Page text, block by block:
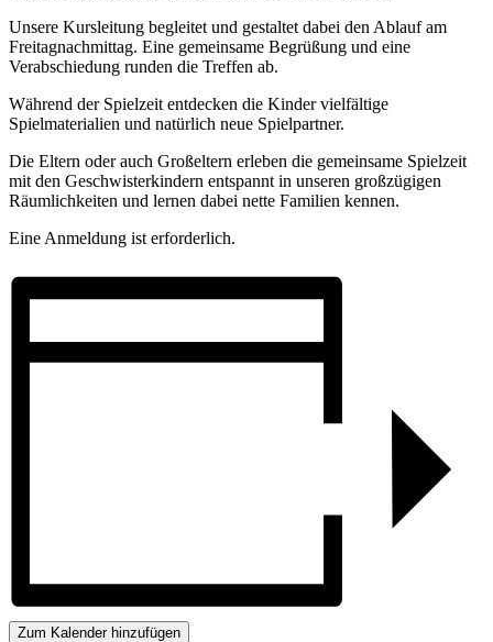
Unsere Kursleitung begleitet und gestaltet dabei den Ablauf am
Freitagnachmittag. Eine gemeinsame Begrüßung und eine
Verabschiedung runden die Treffen ab.
Während der Spielzeit entdecken die Kinder vielfältige
Spielmaterialien und natürlich neue Spielpartner.
Die Eltern oder auch Großeltern erleben die gemeinsame Spielzeit
mit den Geschwisterkindern entspannt in unseren großzügigen
Räumlichkeiten und lernen dabei nette Familien kennen.
Eine Anmeldung ist erforderlich.
Zum Kalender hinzufügen